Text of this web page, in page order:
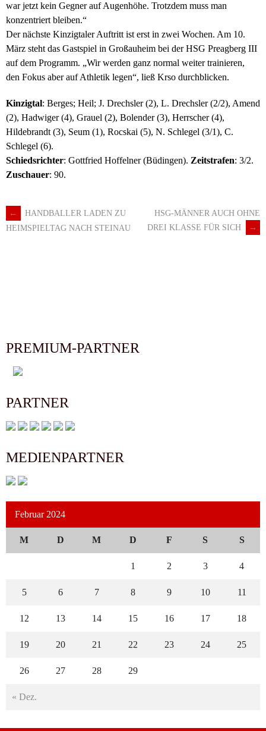
war jetzt kein Gegner auf Augenhöhe. Trotzdem muss man
konzentriert bleiben.“
Der nächste Kinzigtaler Auftritt ist erst in zwei Wochen. Am 10.
März steht das Gastspiel in Großauheim bei der HSG Preagberg III
auf dem Programm. „Wir werden ganz normal weiter trainieren,
den Fokus aber auf Athletik legen“, ließ Krso durchblicken.
Kinzigtal: Berges; Heil; J. Drechsler (2), L. Drechsler (2/2), Amend
(2), Hadwiger (4), Grauel (2), Bolender (3), Herrscher (4),
Hildebrandt (3), Seum (1), Rocskai (5), N. Schlegel (3/1), C.
Schlegel (6).
Schiedsrichter: Gottfried Hoffelner (Büdingen). Zeitstrafen: 3/2.
Zuschauer: 90.
Artikel-
←
HANDBALLER LADEN ZU
HEIMSPIELTAG NACH STEINAU
HSG-MÄNNER AUCH OHNE
DREI KLASSE FÜR SICH
→
PREMIUM-PARTNER
PARTNER
MEDIENPARTNER
Februar 2024
M D M D F S S
« Dez.
1 2 3 4
5 6 7 8 9 10 11
12 13 14 15 16 17 18
19 20 21 22 23 24 25
26 27 28 29